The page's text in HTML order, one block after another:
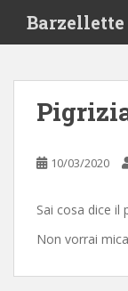
i
Barzellette
10/03/2020
Sai cosa dice il
Non vorrai